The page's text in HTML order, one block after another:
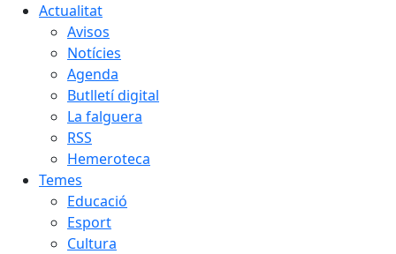
Actualitat
Avisos
Notícies
Agenda
Butlletí digital
La falguera
RSS
Hemeroteca
Temes
Educació
Esport
Cultura